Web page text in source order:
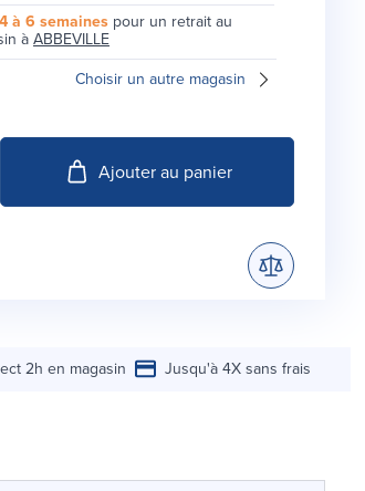
à 6 semaines pour un retrait au
àABBEVILLE
Choisir un autre magasin
Ajouter au panier
2h en magasin Jusqu'à 4X sans frais